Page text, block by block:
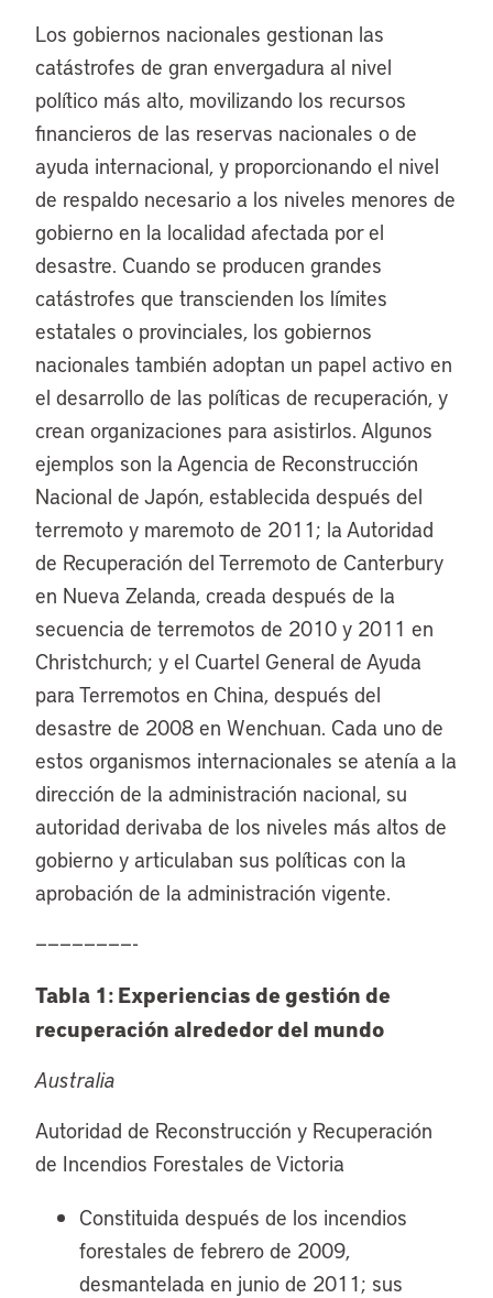
Los gobiernos nacionales gestionan las
catástrofes de gran envergadura al nivel
político más alto, movilizando los recursos
financieros de las reservas nacionales o de
ayuda internacional, y proporcionando el nivel
de respaldo necesario a los niveles menores de
gobierno en la localidad afectada por el
desastre. Cuando se producen grandes
catástrofes que transcienden los límites
estatales o provinciales, los gobiernos
nacionales también adoptan un papel activo en
el desarrollo de las políticas de recuperación, y
crean organizaciones para asistirlos. Algunos
ejemplos son la Agencia de Reconstrucción
Nacional de Japón, establecida después del
terremoto y maremoto de 2011; la Autoridad
de Recuperación del Terremoto de Canterbury
en Nueva Zelanda, creada después de la
secuencia de terremotos de 2010 y 2011 en
Christchurch; y el Cuartel General de Ayuda
para Terremotos en China, después del
desastre de 2008 en Wenchuan. Cada uno de
estos organismos internacionales se atenía a la
dirección de la administración nacional, su
autoridad derivaba de los niveles más altos de
gobierno y articulaban sus políticas con la
aprobación de la administración vigente.
————————-
Tabla 1: Experiencias de gestión de
recuperación alrededor del mundo
Australia
Autoridad de Reconstrucción y Recuperación
de Incendios Forestales de Victoria
Constituida después de los incendios
forestales de febrero de 2009,
desmantelada en junio de 2011; sus